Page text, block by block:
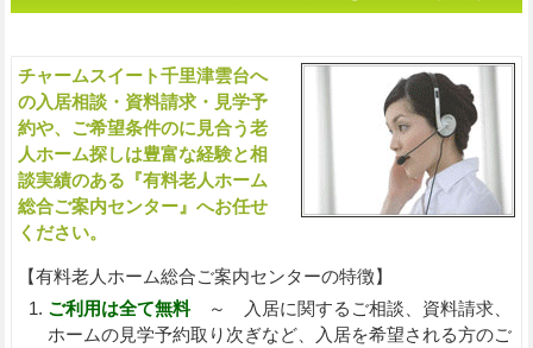
チャームスイート千里津雲台へ
の入居相談・資料請求・見学予
約や、ご希望条件のに見合う老
人ホーム探しは豊富な経験と相
談実績のある『有料老人ホーム
総合ご案内センター』へお任せ
ください。
【有料老人ホーム総合ご案内センターの特徴】
ご利用は全て無料～ 入居に関するご相談、資料請求、
ホームの見学予約取り次ぎなど、入居を希望される方のご